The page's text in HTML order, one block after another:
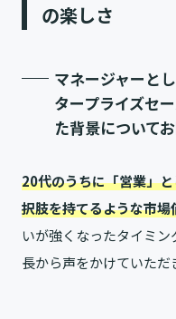
の楽しさ
マネージャーと
タープライズセ
た背景について
20代のうちに「営業」
択肢を持てるような市
いが強くなったタイミ
長から声をかけていただ